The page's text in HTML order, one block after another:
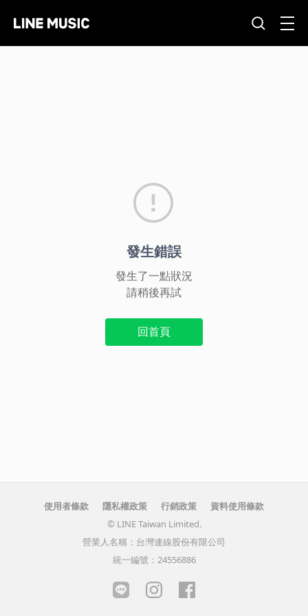
發生錯誤
發生了一點狀況
請稍後再試
回首頁
使用者條款 隱私權政策 行銷政策
資料使用條款
© LINE Taiwan Limited.
營業人名稱：台灣連線股份有限公司
統一編號：24556886